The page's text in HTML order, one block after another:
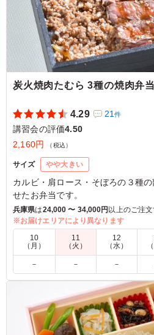
炭火焼肉たむら 3種の焼肉弁当
4.29 21件
講習会の評価4.50
2,160円
（税込）
サイズ やや大きい
カルビ・肩ロース・そぼろの３種
せたお弁当です。
※副菜は日替わりお惣菜になります
4.0
まず目を引くのは、メインの肉
す。絶妙な焼き加減のロースト
が絡んだ牛しぐれ煮（または焼
わいを一度に楽しめます。お肉
も脂の重さを感じさせない質の
ご利用シーン：会議・セミナー›講
兵庫県は24,000 〜 34,000円以上のご注
※お届けエリアにより異なります
10
（月）
11
（火）
12
（水）
－ － －